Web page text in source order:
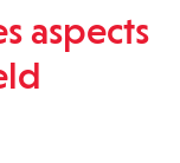
aspects